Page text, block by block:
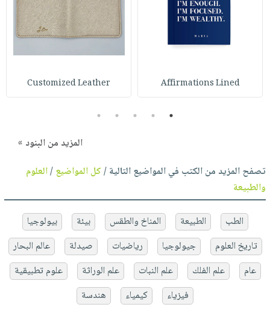
Affirmations Lined
Customized Leather
1
2
3
4
5
المزيد من البنود »
تصفح المزيد من الكتب في المواضيع التالية /كل المواضيع/العلوم
والطبيعة
الطب الطبيعة المناخ والطقس بيئة
بيولوجيا
تاريخ العلوم
جيولوجيا رياضيات صيدلة
عالم البحار
عام
علم الفلك علم النبات علم الوراثة
علوم تطبيقية
فيزياء
كيمياء هندسة